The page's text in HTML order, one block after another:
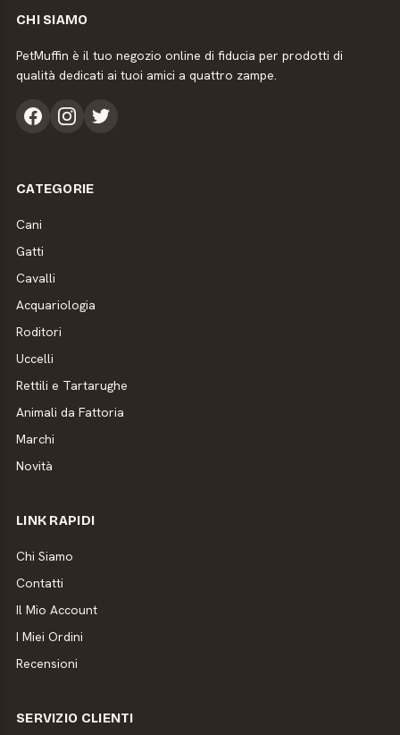
CHI SIAMO
PetMuffin è il tuo negozio online di fiducia per prodotti di
qualità dedicati ai tuoi amici a quattro zampe.
CATEGORIE
Cani
Gatti
Cavalli
Acquariologia
Roditori
Uccelli
Rettili e Tartarughe
Animali da Fattoria
Marchi
Novità
LINK RAPIDI
Chi Siamo
Contatti
Il Mio Account
I Miei Ordini
Recensioni
SERVIZIO CLIENTI